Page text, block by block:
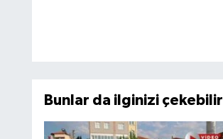
Bunlar da ilginizi çekebilir